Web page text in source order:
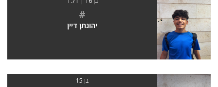
#
יהונתן דיין
בן 15